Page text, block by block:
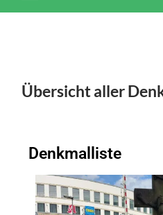
Übersicht aller
Denkmalliste